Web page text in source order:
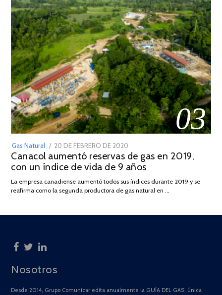
03
Gas Natural
POSTED
ON
20 DE FEBRERO DE 2020
DE
JULIO
2025
Canacol aumentó reservas de gas en 2019,
con un índice de vida de 9 años
La empresa canadiense aumentó todos sus índices durante 2019 y se
reafirma como la segunda productora de gas natural en …
Nosotros
Desde 2014, Grupo Comunicar edita anualmente la GUÍA DEL GAS, única